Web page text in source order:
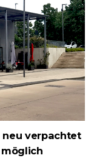
verpachtet
möglich